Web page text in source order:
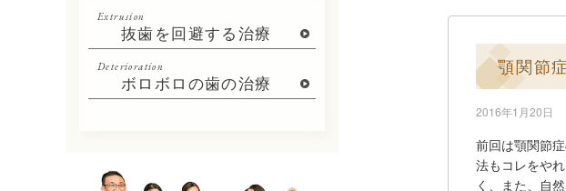
Extrusion
抜歯を回避する治療
Deterioration
ボロボロの歯の治療
顎関節
2016年1月20日
前回は顎関節
法もコレをや
く、また、自